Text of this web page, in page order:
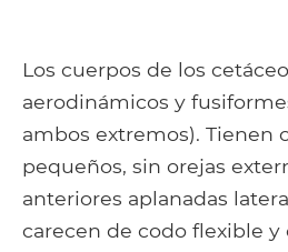
Los cuerpos de los
aerodinámicos y
ambos extremos). Tienen
pequeños, sin orejas
anteriores aplanadas
carecen de codo flexible